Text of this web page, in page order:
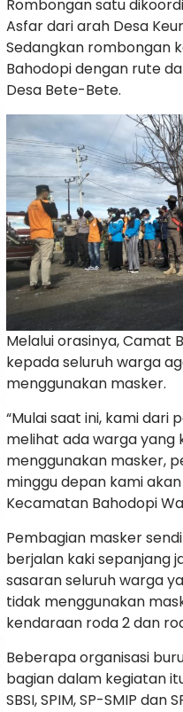
Rombongan satu
Asfar dari arah Desa
Sedangkan rombongan
Bahodopi dengan rute
Desa Bete-Bete.
Melalui orasinya, Camat
kepada seluruh warga
menggunakan masker.
“Mulai saat ini, kami dari
melihat ada warga yang
menggunakan masker,
minggu depan kami
Kecamatan Bahodopi
Pembagian masker
berjalan kaki sepanjang
sasaran seluruh warga
tidak menggunakan
kendaraan roda 2 dan
Beberapa organisasi
bagian dalam kegiatan
SBSI, SPIM, SP-SMIP dan